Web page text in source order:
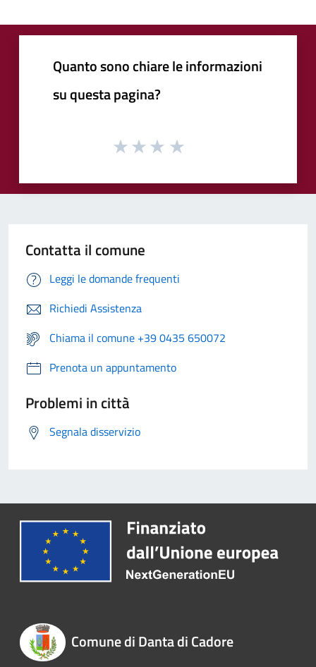
Quanto sono chiare le informazioni
su questa pagina?
Contatta il comune
Leggi le domande frequenti
Richiedi Assistenza
Chiama il comune +39 0435 650072
Prenota un appuntamento
Problemi in città
Segnala disservizio
Comune di Danta di Cadore